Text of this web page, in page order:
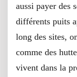
aussi payer des
différents puits
long des sites,
comme des
vivent dans la